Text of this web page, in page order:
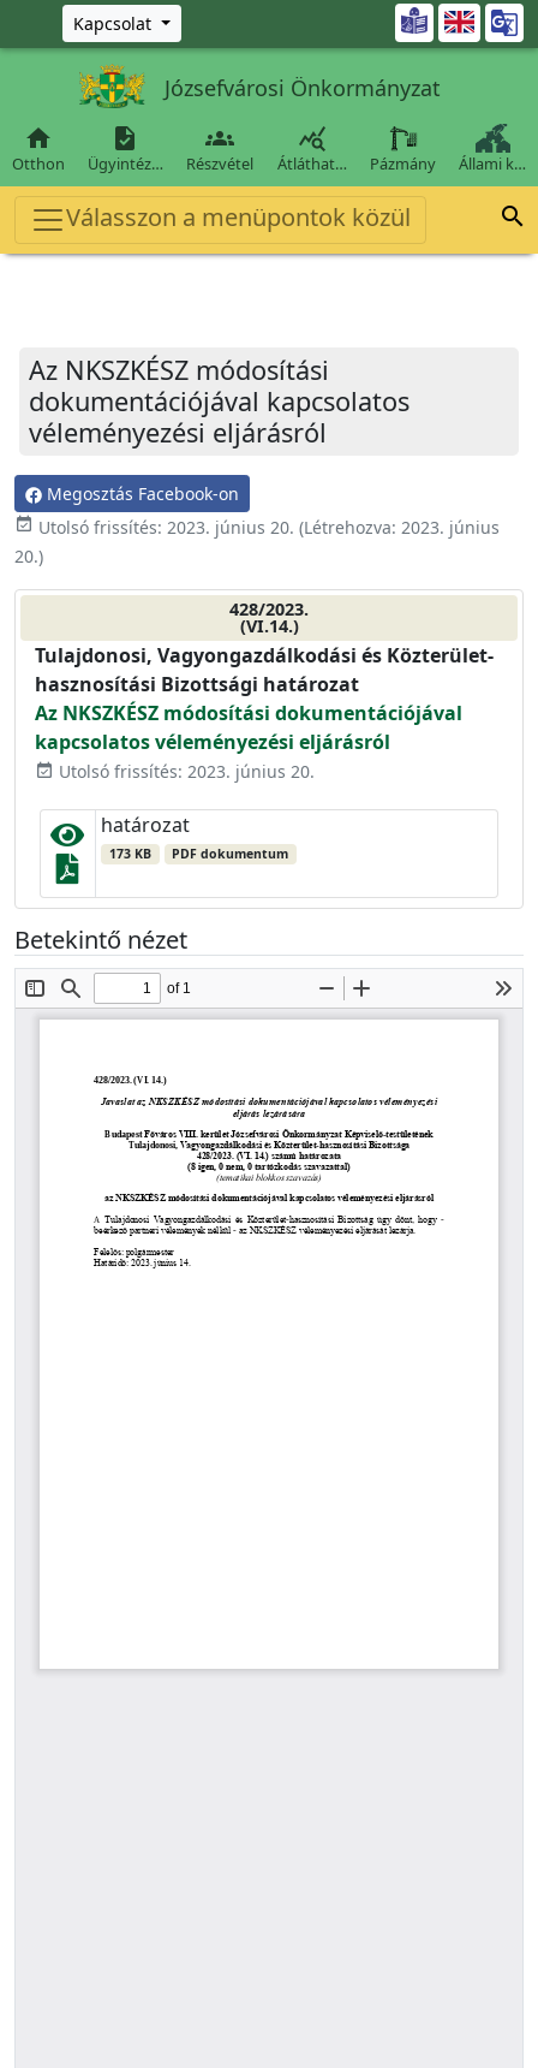
Ugrás a fő tartalomra
Kapcsolat 
Józsefvárosi Önkormányzat

Otthon

Ügyintéz…

Részvétel

Átláthat… Pázmány Állami k…
Válasszon a menüpontok közül 
Az NKSZKÉSZ módosítási
dokumentációjával kapcsolatos
véleményezési eljárásról
Megosztás Facebook-on
event_available Utolsó frissítés: 2023. június 20. (Létrehozva: 2023. június
20.)
428/2023.
(VI.14.)
Tulajdonosi, Vagyongazdálkodási és Közterület-
hasznosítási Bizottsági határozat
Az NKSZKÉSZ módosítási dokumentációjával
kapcsolatos véleményezési eljárásról
event_available Utolsó frissítés: 2023. június 20.
határozat
173 KB PDF dokumentum
Betekintő nézet